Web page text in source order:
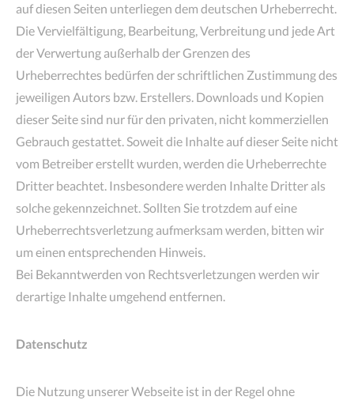
auf diesen Seiten unterliegen dem deutschen Urheberrecht.
Die Vervielfältigung, Bearbeitung, Verbreitung und jede Art
der Verwertung außerhalb der Grenzen des
Urheberrechtes bedürfen der schriftlichen Zustimmung des
jeweiligen Autors bzw. Erstellers. Downloads und Kopien
dieser Seite sind nur für den privaten, nicht kommerziellen
Gebrauch gestattet. Soweit die Inhalte auf dieser Seite nicht
vom Betreiber erstellt wurden, werden die Urheberrechte
Dritter beachtet. Insbesondere werden Inhalte Dritter als
solche gekennzeichnet. Sollten Sie trotzdem auf eine
Urheberrechtsverletzung aufmerksam werden, bitten wir
um einen entsprechenden Hinweis.
Bei Bekanntwerden von Rechtsverletzungen werden wir
derartige Inhalte umgehend entfernen.
Datenschutz
Die Nutzung unserer Webseite ist in der Regel ohne